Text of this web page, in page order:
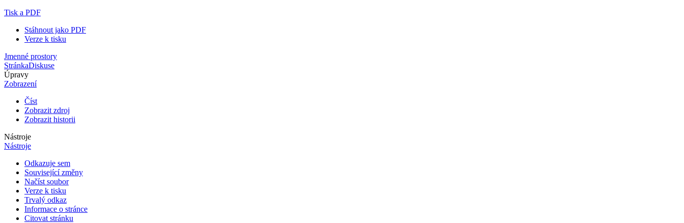
Tisk a PDF
Stáhnout jako PDF
Verze k tisku
Jmenné prostory
StránkaDiskuse
Úpravy
Zobrazení
Číst
Zobrazit zdroj
Zobrazit historii
Nástroje
Nástroje
Odkazuje sem
Související změny
Načíst soubor
Verze k tisku
Trvalý odkaz
Informace o stránce
Citovat stránku